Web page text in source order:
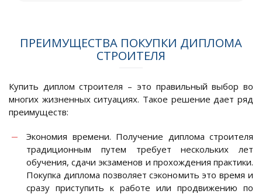
ПРЕИМУЩЕСТВА ПОКУПКИ ДИПЛОМА
СТРОИТЕЛЯ
Купить диплом строителя – это правильный выбор во
многих жизненных ситуациях. Такое решение дает ряд
преимуществ:
Экономия времени. Получение диплома строителя
традиционным путем требует нескольких лет
обучения, сдачи экзаменов и прохождения практики.
Покупка диплома позволяет сэкономить это время и
сразу приступить к работе или продвижению по